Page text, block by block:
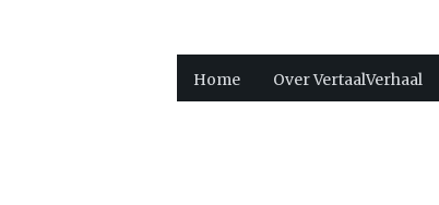
Home Over VertaalVerhaal